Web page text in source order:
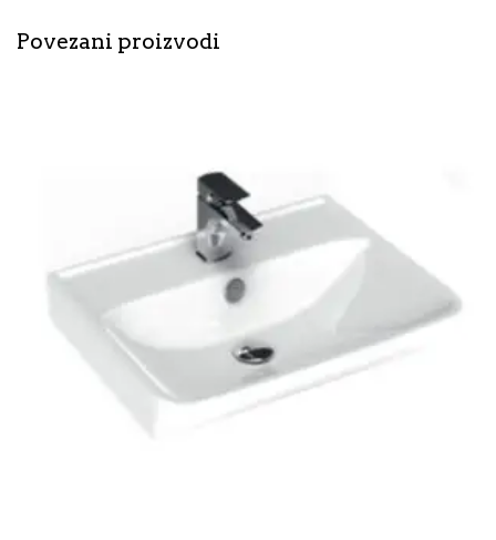
Povezani proizvodi